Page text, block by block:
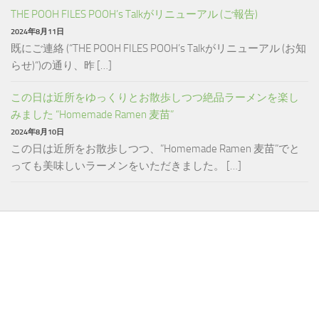
THE POOH FILES POOH’s Talkがリニューアル (ご報告)
2024年8月11日
既にご連絡 (“THE POOH FILES POOH’s Talkがリニューアル (お知
らせ)“)の通り、昨 […]
この日は近所をゆっくりとお散歩しつつ絶品ラーメンを楽し
みました “Homemade Ramen 麦苗”
2024年8月10日
この日は近所をお散歩しつつ、”Homemade Ramen 麦苗”でと
っても美味しいラーメンをいただきました。 […]